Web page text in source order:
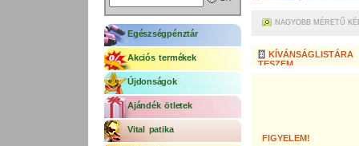
Egészségpénztár
Akciós termékek
Újdonságok
Ajándék ötletek
Vital patika
NAGYOBB MÉRETŰ
KÍVÁNSÁGLISTÁRA
TESZEM
FIGYELEM!